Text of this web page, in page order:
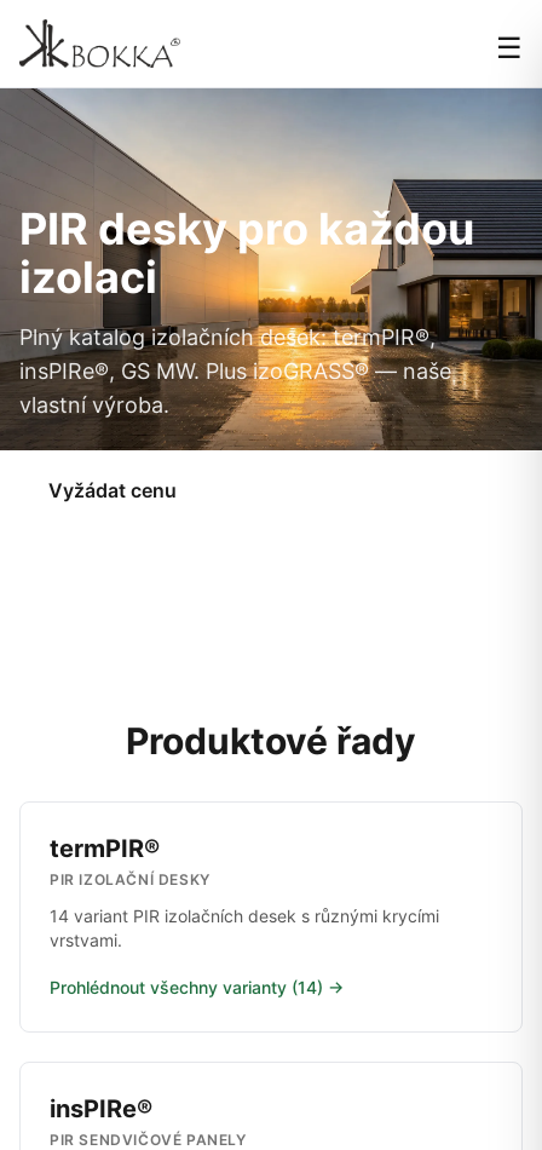
☰
PIR desky pro každou
izolaci
Plný katalog izolačních desek: termPIR®,
insPIRe®, GS MW. Plus izoGRASS® — naše
vlastní výroba.
Vyžádat cenu
Produktové řady
termPIR®
PIR IZOLAČNÍ DESKY
14 variant PIR izolačních desek s různými krycími
vrstvami.
Prohlédnout všechny varianty (14) →
insPIRe®
PIR SENDVIČOVÉ PANELY